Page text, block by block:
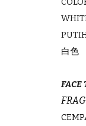
白色
FACE